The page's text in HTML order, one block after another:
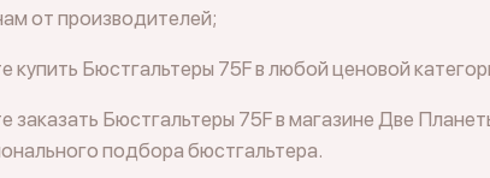
от производителей;
купить Бюстгальтеры 75F в любой ценовой
заказать Бюстгальтеры 75F в магазине Две
подбора бюстгальтера.